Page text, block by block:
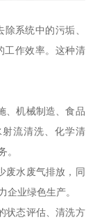
系统中的污垢、
工作效率。这种清
、机械制造、食品
流清洗、化学清
。
废水废气排放，同
企业绿色生产。
状态评估、清洗方